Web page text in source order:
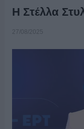
Η Στέλλα
27/08/2025